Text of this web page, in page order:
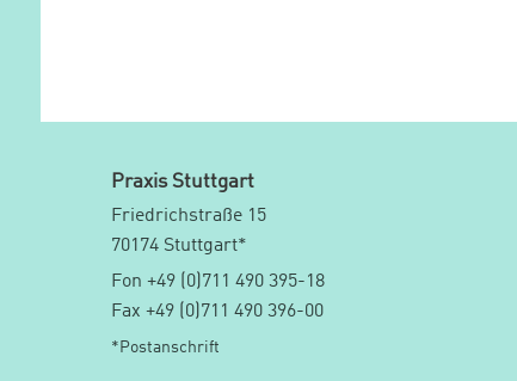
Praxis Stuttgart
Friedrichstraße 15
70174 Stuttgart*
Fon +49 (0)711 490 395-18
Fax +49 (0)711 490 396-00
*Postanschrift